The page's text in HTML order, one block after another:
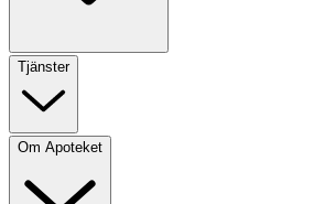
Tjänster
Om Apoteket